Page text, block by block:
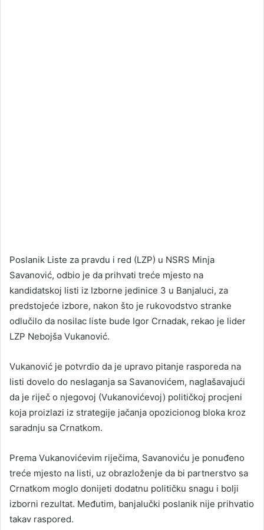
Poslanik Liste za pravdu i red (LZP) u NSRS Minja
Savanović, odbio je da prihvati treće mjesto na
kandidatskoj listi iz Izborne jedinice 3 u Banjaluci, za
predstojeće izbore, nakon što je rukovodstvo stranke
odlučilo da nosilac liste bude Igor Crnadak, rekao je lider
LZP Nebojša Vukanović.
Vukanović je potvrdio da je upravo pitanje rasporeda na
listi dovelo do neslaganja sa Savanovićem, naglašavajući
da je riječ o njegovoj (Vukanovićevoj) političkoj procjeni
koja proizlazi iz strategije jačanja opozicionog bloka kroz
saradnju sa Crnatkom.
Prema Vukanovićevim riječima, Savanoviću je ponuđeno
treće mjesto na listi, uz obrazloženje da bi partnerstvo sa
Crnatkom moglo donijeti dodatnu političku snagu i bolji
izborni rezultat. Međutim, banjalučki poslanik nije prihvatio
takav raspored.